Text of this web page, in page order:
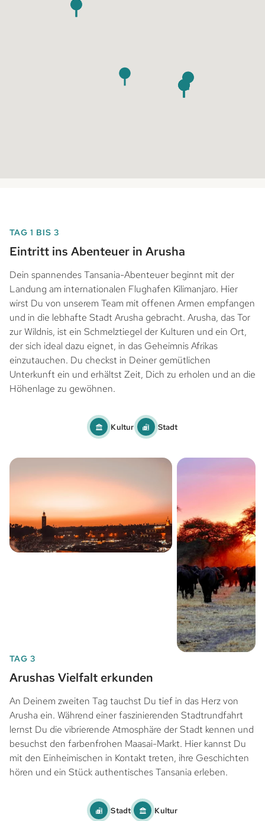
TAG 1 BIS 3
Eintritt ins Abenteuer in Arusha
Dein spannendes Tansania-Abenteuer beginnt mit der
Landung am internationalen Flughafen Kilimanjaro. Hier
wirst Du von unserem Team mit offenen Armen empfangen
und in die lebhafte Stadt Arusha gebracht. Arusha, das Tor
zur Wildnis, ist ein Schmelztiegel der Kulturen und ein Ort,
der sich ideal dazu eignet, in das Geheimnis Afrikas
einzutauchen. Du checkst in Deiner gemütlichen
Unterkunft ein und erhältst Zeit, Dich zu erholen und an die
Höhenlage zu gewöhnen.
Kultur Stadt
TAG 3
Arushas Vielfalt erkunden
An Deinem zweiten Tag tauchst Du tief in das Herz von
Arusha ein. Während einer faszinierenden Stadtrundfahrt
lernst Du die vibrierende Atmosphäre der Stadt kennen und
besuchst den farbenfrohen Maasai-Markt. Hier kannst Du
mit den Einheimischen in Kontakt treten, ihre Geschichten
hören und ein Stück authentisches Tansania erleben.
Stadt Kultur